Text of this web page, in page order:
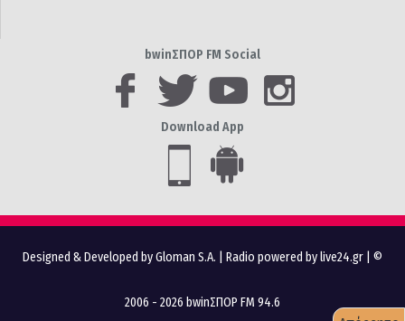
bwinΣΠΟΡ FM Social
Download App
Designed & Developed by Gloman S.A. Radio powered by live24.gr | ©
2006 - 2026 bwinΣΠΟΡ FM 94.6